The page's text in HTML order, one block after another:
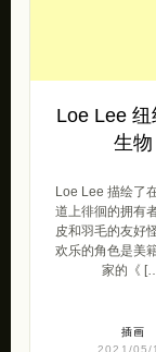
Loe Lee
生物
Loe Lee 描绘了
道上徘徊的拥有
皮和羽毛的友好
欢乐的角色是美
家的《
插画
2021/05/